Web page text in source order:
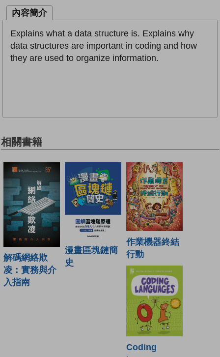
內容簡介
Explains what a data structure is. Explains why
data structures are important in coding and how
they are used to organize information.
相關書籍
解碼網絡欺
凌：實務與介
入指南
漫畫區塊鏈簡
史
作業機器終結
行動
Coding